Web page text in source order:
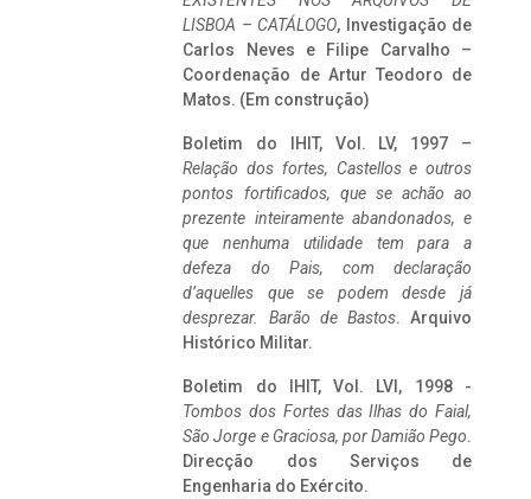
LISBOA – CATÁLOGO, Investigação de
Carlos Neves e Filipe Carvalho –
Coordenação de Artur Teodoro de
Matos. (Em construção)
Boletim do IHIT, Vol. LV, 1997 –
Relação dos fortes, Castellos e outros
pontos fortificados, que se achão ao
prezente inteiramente abandonados, e
que nenhuma utilidade tem para a
defeza do Pais, com declaração
d’aquelles que se podem desde já
desprezar. Barão de Bastos. Arquivo
Histórico Militar.
Boletim do IHIT, Vol. LVI, 1998 -
Tombos dos Fortes das Ilhas do Faial,
São Jorge e Graciosa, por Damião Pego.
Direcção dos Serviços de
Engenharia do Exército.